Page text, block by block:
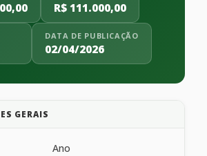
R$ 111.000,00
DATA DE PUBLICAÇÃO
02/04/2026
GERAIS
Ano